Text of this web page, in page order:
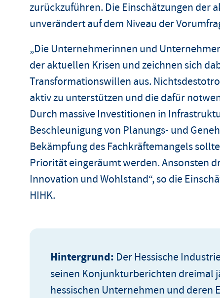
zurückzuführen. Die Einschätzungen der
unverändert auf dem Niveau der
„Die Unternehmerinnen und
der aktuellen Krisen und zeichnen sich
Transformationswillen aus.
aktiv zu unterstützen und die dafür
Durch massive Investitionen in
Beschleunigung von Planungs- und
Bekämpfung des Fachkräftemangels
Priorität eingeräumt werden. Ansonsten
Innovation und Wohlstand“, so die
HIHK.
Hintergrund: Der Hessische
seinen Konjunkturberichten dreimal
hessischen Unternehmen und